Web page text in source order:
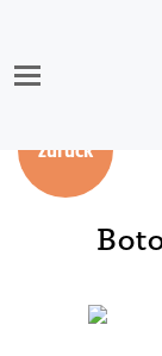
content
zurück